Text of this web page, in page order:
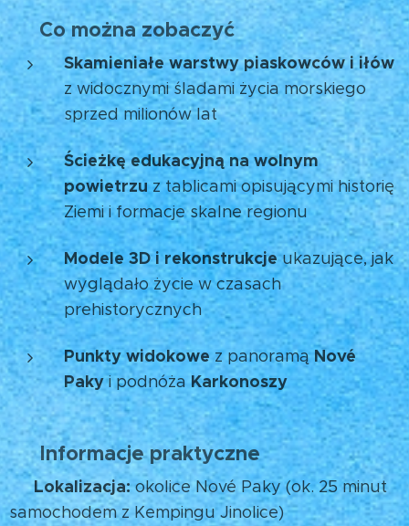
🪨 Co można zobaczyć
Skamieniałe warstwy piaskowców i iłów
z widocznymi śladami życia morskiego
sprzed milionów lat
Ścieżkę edukacyjną na wolnym
powietrzuz tablicami opisującymi historię
Ziemi i formacje skalne regionu
Modele 3D i rekonstrukcjeukazujące, jak
wyglądało życie w czasach
prehistorycznych
Punkty widokowez panoramą Nové
Pakyi podnóżaKarkonoszy
🧭Informacje praktyczne
📍Lokalizacja:okolice Nové Paky (ok. 25 minut
samochodem z Kempingu Jinolice)